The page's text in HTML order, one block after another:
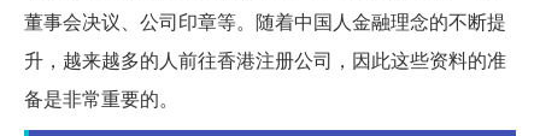
董事会决议、公司印章等。随着中国人金融理念的不断提
升，越来越多的人前往香港注册公司，因此这些资料的准
备是非常重要的。